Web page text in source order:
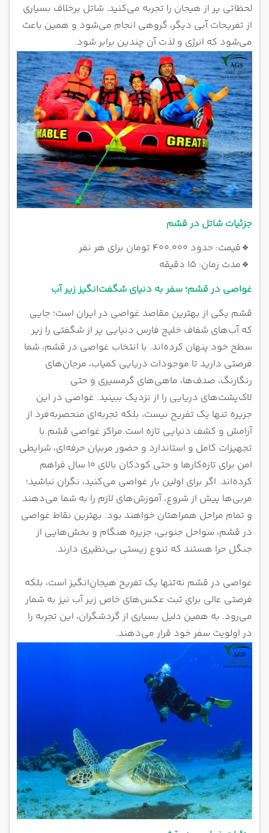
لحظاتی پر از هیجان را تجربه می‌کنید. شاتل برخلاف بسیاری
از تفریحات آبی دیگر، گروهی انجام می‌شود و همین باعث
می‌شود که انرژی و لذت آن چندین برابر شود.
جزئیات شاتل در قشم
🔹قیمت: حدود 400.000 تومان برای هر نفر
🔹مدت زمان: ۱۵ دقیقه
غواصی در قشم؛ سفر به دنیای شگفت‌انگیز زیر آب
قشم یکی از بهترین مقاصد غواصی در ایران است؛ جایی
که آب‌های شفاف خلیج فارس دنیایی پر از شگفتی را زیر
سطح خود پنهان کرده‌اند. با انتخاب غواصی در قشم، شما
فرصتی دارید تا موجودات دریایی کمیاب، مرجان‌های
رنگارنگ، صدف‌ها، ماهی‌های گرمسیری و حتی
لاک‌پشت‌های دریایی را از نزدیک ببینید. غواصی در این
جزیره تنها یک تفریح نیست، بلکه تجربه‌ای منحصربه‌فرد از
آرامش و کشف دنیایی تازه است.مراکز غواصی قشم با
تجهیزات کامل و استاندارد و حضور مربیان حرفه‌ای، شرایطی
امن برای تازه‌کارها و حتی کودکان بالای ۱۰ سال فراهم
کرده‌اند. اگر برای اولین بار غواصی می‌کنید، نگران نباشید؛
مربی‌ها پیش از شروع، آموزش‌های لازم را به شما می‌دهند
و تمام مراحل همراهتان خواهند بود. بهترین نقاط غواصی
در قشم، سواحل جنوبی، جزیره هنگام و بخش‌هایی از
جنگل حرا هستند که تنوع زیستی بی‌نظیری دارند.
غواصی در قشم نه‌تنها یک تفریح هیجان‌انگیز است، بلکه
فرصتی عالی برای ثبت عکس‌های خاص زیر آب نیز به شمار
می‌رود. به همین دلیل بسیاری از گردشگران، این تجربه را
در اولویت سفر خود قرار می‌دهند.